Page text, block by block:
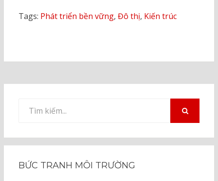
Tags: Phát triển bền vững, Đô thị, Kiến trúc
kiếm
BỨC TRANH MÔI TRƯỜNG